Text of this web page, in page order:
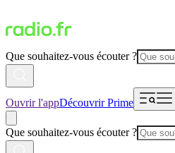
Que souhaitez-vous écouter ?
Ouvrir l'appDécouvrir Prime
Que souhaitez-vous écouter ?